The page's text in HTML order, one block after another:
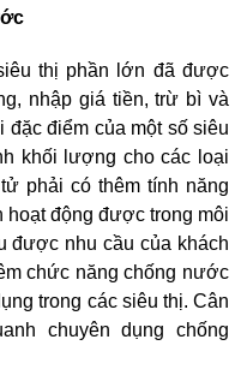
thị phần lớn đã được
nhập giá tiền, trừ bì và
đặc điểm của một số siêu
khối lượng cho các loại
phải có thêm tính năng
động được trong môi
được nhu cầu của khách
chức năng chống nước
trong các siêu thị. Cân
chuyên dụng chống